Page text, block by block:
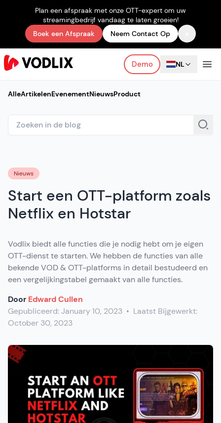
Plan een afspraak met onze OTT-expert om uw
streamingbedrijf vandaag te laten groeien!
Boek een Afspraak
Neem Contact Op
Demo NL
AlleArtikelenEvenementNieuwsProduct
Nieuws
Start een OTT-platform zoals
Netflix en Hotstar
Vodlix biedt alle functies die je nodig hebt om je eigen
OTT-dienst te starten. We hebben de functies van alle
bekende VOD & OTT-platforms in detail bestudeerd en
een vergelijkingstabel gemaakt van alle functies.
Door Edward Cullen
Gepubliceerd:January 10, 2023 • Laatst Bijgewerkt:
October 30, 2023